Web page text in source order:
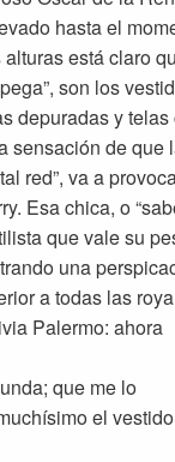
hasta el
está claro
son los
depuradas y telas
sensación de que
red”, va a
Esa chica, o
que vale su
una
a todas las
Palermo: ahora
que me lo
el